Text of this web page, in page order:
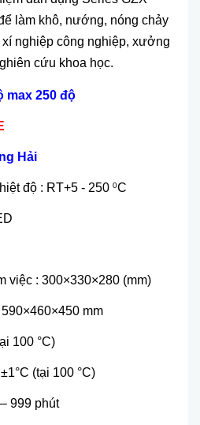
làm khô, nướng, nóng chảy
nghiệp công nghiệp, xưởng
cứu khoa học.
max 250 độ
Hải
độ : RT+5 - 250 0C
việc : 300×330×280 (mm)
mm
100 °C)
(tại 100 °C)
999 phút